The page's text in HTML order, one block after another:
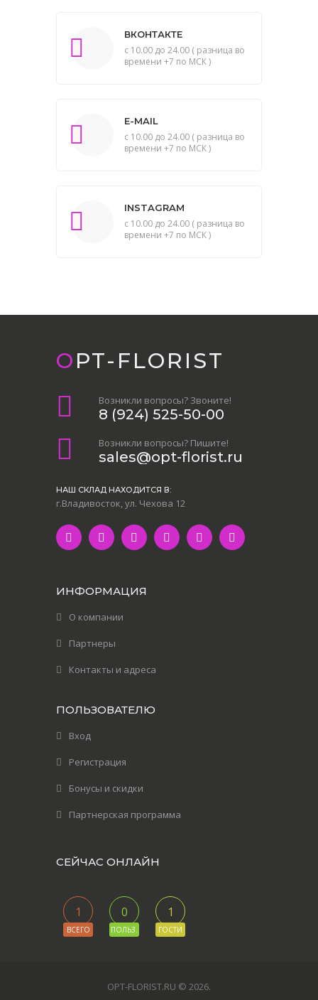
ВКОНТАКТЕ
с 10.00 до 24.00 ( разница во
времени +7 по МСК )
E-MAIL
с 10.00 до 24.00 ( разница во
времени +7 по МСК )
INSTAGRAM
с 10.00 до 24.00 ( разница во
времени +7 по МСК )
OPT-FLORIST
Возникли вопросы? Звоните!
8 (924) 525-50-00
Возникли вопросы? Пишите!
sales@opt-florist.ru
НАШ СКЛАД НАХОДИТСЯ В:
г.Владивосток, ул. Чехова 12
ИНФОРМАЦИЯ
О компании
Партнеры
Контакты и адреса
ПОЛЬЗОВАТЕЛЮ
Вход
Регистрация
Бонусы и скидки
Партнерская программа
СЕЙЧАС ОНЛАЙН
1
ВСЕГО
0
ПОЛЬЗ.
1
ГОСТИ
OPT-FLORIST.RU © 2026.